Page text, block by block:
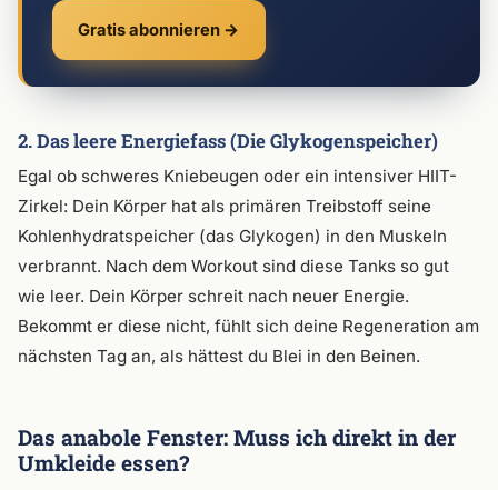
Gratis abonnieren →
2. Das leere Energiefass (Die Glykogenspeicher)
Egal ob schweres Kniebeugen oder ein intensiver HIIT-
Zirkel: Dein Körper hat als primären Treibstoff seine
Kohlenhydratspeicher (das Glykogen) in den Muskeln
verbrannt. Nach dem Workout sind diese Tanks so gut
wie leer. Dein Körper schreit nach neuer Energie.
Bekommt er diese nicht, fühlt sich deine Regeneration am
nächsten Tag an, als hättest du Blei in den Beinen.
Das anabole Fenster: Muss ich direkt in der
Umkleide essen?